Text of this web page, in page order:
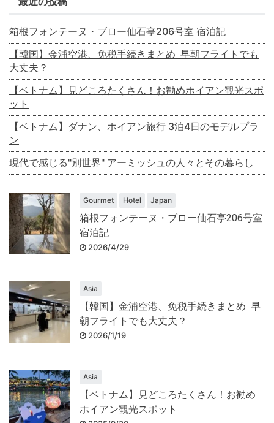
箱根フォンテーヌ・ブロー仙石亭206号室 宿泊記
【韓国】金浦空港、免税手続きまとめ 早朝フライトでも
大丈夫？
【ベトナム】見どころたくさん！お勧めホイアン観光スポ
ット
【ベトナム】ダナン、ホイアン旅行 3泊4日のモデルプラ
ン
現代で感じる"別世界" アーミッシュの人々とその暮らし
Gourmet Hotel Japan
箱根フォンテーヌ・ブロー仙石亭206号室
宿泊記
2026/4/29
Asia
【韓国】金浦空港、免税手続きまとめ 早
朝フライトでも大丈夫？
2026/1/19
Asia
【ベトナム】見どころたくさん！お勧め
ホイアン観光スポット